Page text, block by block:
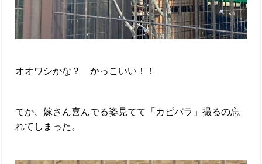
オオワシかな？ かっこいい！！
てか、嫁さん喜んでる姿見てて「カピバラ」撮るの忘
れてしまった。